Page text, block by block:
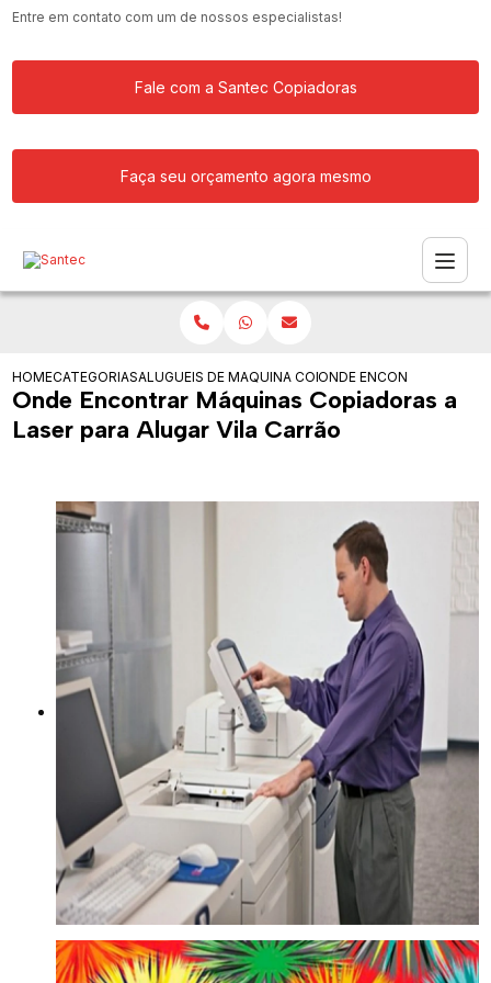
Entre em contato com um de nossos especialistas!
Fale com a Santec Copiadoras
Faça seu orçamento agora mesmo
HOMECATEGORIASALUGUEIS DE COPIADORASMAQUINA COPIADORA COLORIDA PARA
ONDE ENCONTRAR
Onde Encontrar Máquinas Copiadoras a
Laser para Alugar Vila Carrão